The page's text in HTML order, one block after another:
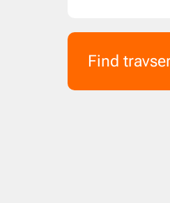
Find